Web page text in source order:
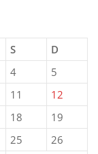
S
D
4
5
11
12
18
19
25
26